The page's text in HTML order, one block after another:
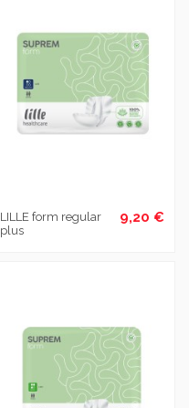
LILLE form regular
plus
9,20 €